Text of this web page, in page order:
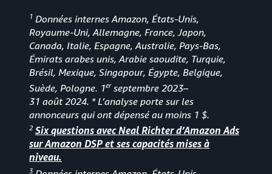
1 Données internes Amazon, États-Unis,
Royaume-Uni, Allemagne, France, Japon,
Canada, Italie, Espagne, Australie, Pays-Bas,
Émirats arabes unis, Arabie saoudite, Turquie,
Brésil, Mexique, Singapour, Égypte, Belgique,
Suède, Pologne. 1erseptembre 2023–
31 août 2024. * L’analyse porte sur les
annonceurs qui ont dépensé au moins 1 $.
2 Six questions avec Neal Richter d’Amazon Ads
sur Amazon DSP et ses capacités mises à
niveau.
3